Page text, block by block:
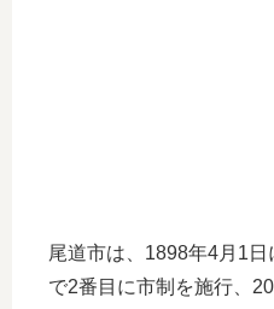
尾道市は、1898年4月1
で2番目に市制を施行、